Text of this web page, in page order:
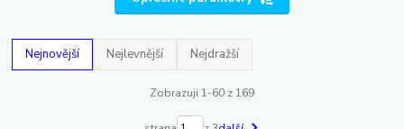
Nejnovější Nejlevnější Nejdražší
Zobrazuji 1-60 z 169